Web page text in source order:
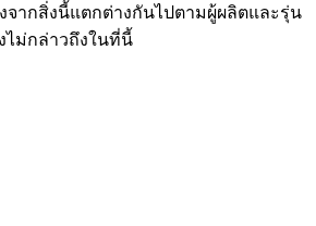
จากสิ่งนี้แตกต่างกันไปตามผู้ผลิตและรุ่น
ไม่กล่าวถึงในที่นี้